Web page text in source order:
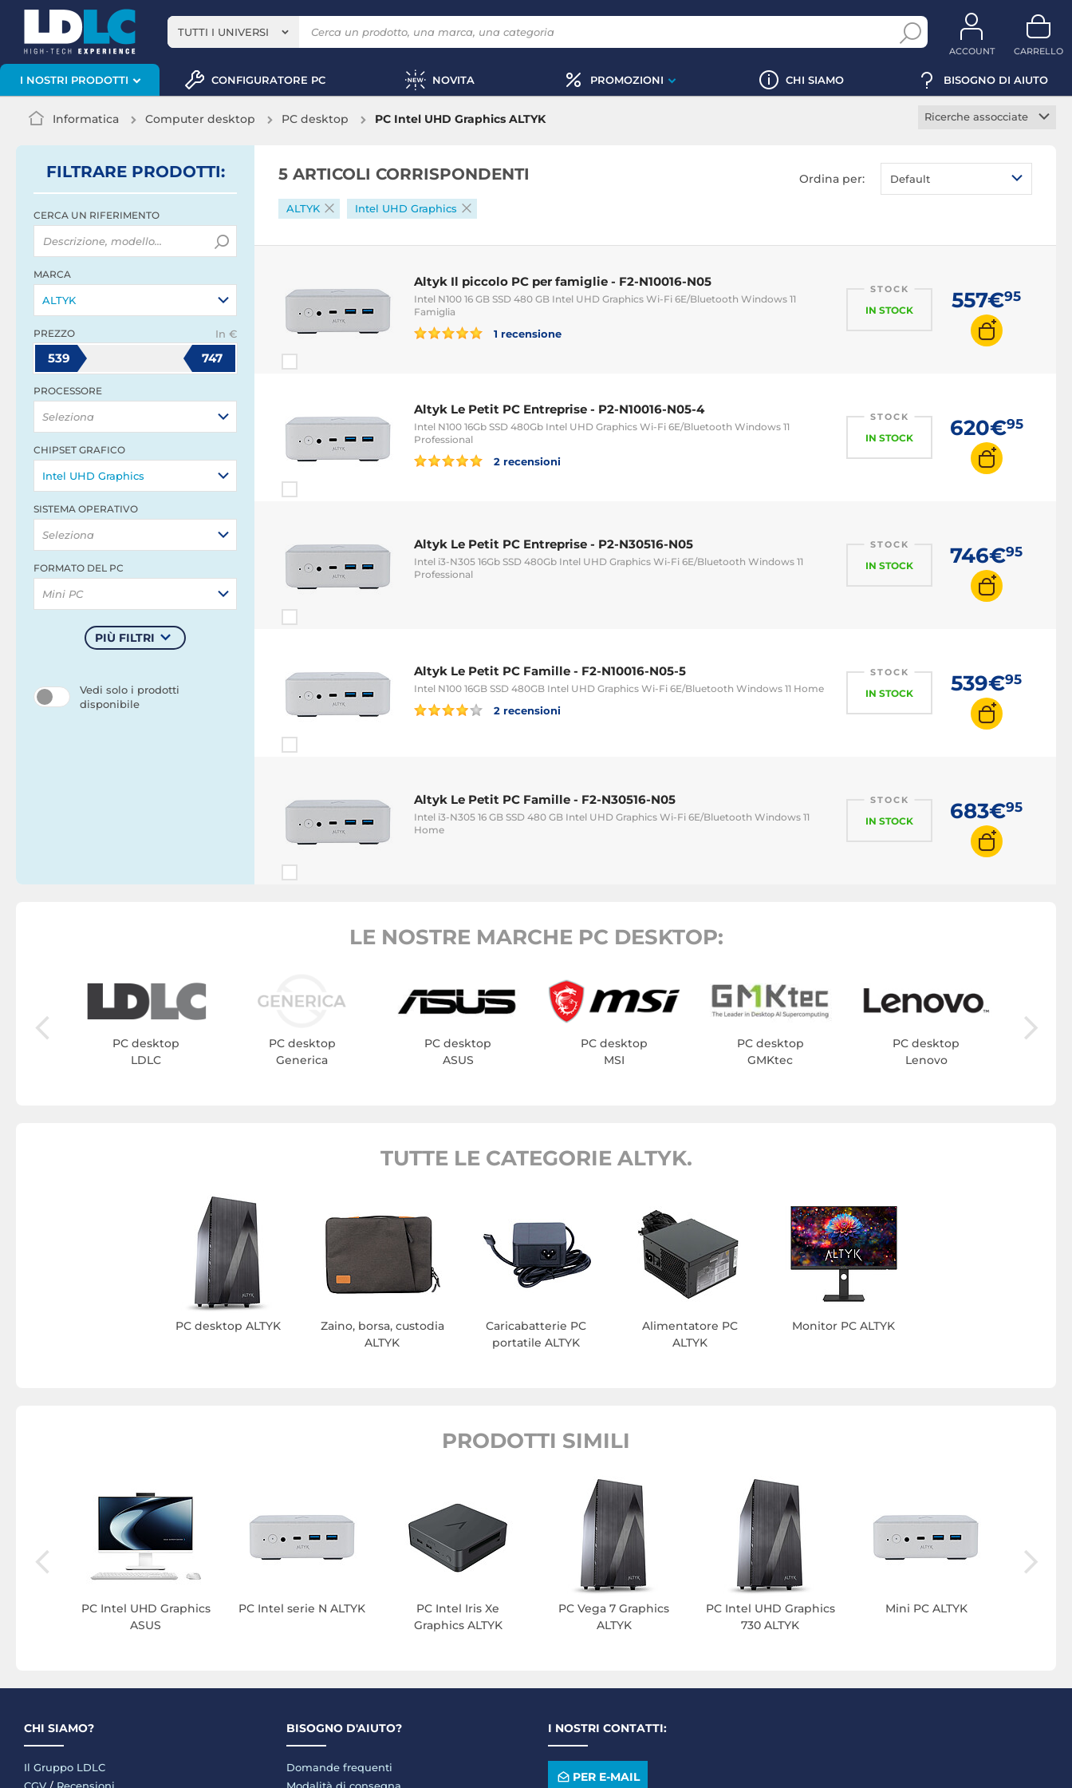
TUTTI I UNIVERSI
ACCOUNT CARRELLO
I NOSTRI PRODOTTI CONFIGURATORE PC NOVITA PROMOZIONI CHI SIAMO BISOGNO DI AIUTO
Informatica Computer desktop PC desktop PC Intel UHD Graphics ALTYK
Ricerche assocciate
PC streaming
Mini PC
PC VR Ready
PC Ryzen 5
PC Ryzen 7
FILTRARE PRODOTTI:
CERCA UN RIFERIMENTO
MARCA
ALTYK
PREZZO In €
539 747
PROCESSORE
Seleziona
CHIPSET GRAFICO
Intel UHD Graphics
SISTEMA OPERATIVO
Seleziona
FORMATO DEL PC
Mini PC
PIÙ FILTRI
Vedi solo i prodotti
disponibile
5 ARTICOLI CORRISPONDENTI Ordina per: Default
ALTYK Intel UHD Graphics
Altyk Il piccolo PC per famiglie - F2-N10016-N05
Intel N100 16 GB SSD 480 GB Intel UHD Graphics Wi-Fi 6E/Bluetooth Windows 11
Famiglia
1 recensione
STOCK
IN STOCK 557€95
Altyk Le Petit PC Entreprise - P2-N10016-N05-4
Intel N100 16Gb SSD 480Gb Intel UHD Graphics Wi-Fi 6E/Bluetooth Windows 11
Professional
2 recensioni
STOCK
IN STOCK 620€95
Altyk Le Petit PC Entreprise - P2-N30516-N05
Intel i3-N305 16Gb SSD 480Gb Intel UHD Graphics Wi-Fi 6E/Bluetooth Windows 11
Professional
STOCK
IN STOCK 746€95
Altyk Le Petit PC Famille - F2-N10016-N05-5
Intel N100 16GB SSD 480GB Intel UHD Graphics Wi-Fi 6E/Bluetooth Windows 11 Home
2 recensioni
STOCK
IN STOCK 539€95
Altyk Le Petit PC Famille - F2-N30516-N05
Intel i3-N305 16 GB SSD 480 GB Intel UHD Graphics Wi-Fi 6E/Bluetooth Windows 11
Home
STOCK
IN STOCK 683€95
LE NOSTRE MARCHE PC DESKTOP:
PC desktop
LDLC
PC desktop
Generica
PC desktop
ASUS
PC desktop
MSI
PC desktop
GMKtec
PC desktop
Lenovo
TUTTE LE CATEGORIE ALTYK.
PC desktop ALTYK
Zaino, borsa, custodia
ALTYK
Caricabatterie PC
portatile ALTYK
Alimentatore PC
ALTYK
Monitor PC ALTYK
PRODOTTI SIMILI
PC Intel UHD Graphics
ASUS
PC Intel serie N ALTYK
PC Intel Iris Xe
Graphics ALTYK
PC Vega 7 Graphics
ALTYK
PC Intel UHD Graphics
730 ALTYK
Mini PC ALTYK
CHI SIAMO?
Il Gruppo LDLC
BISOGNO D'AIUTO?
Domande frequenti
I NOSTRI CONTATTI:
PER E-MAIL